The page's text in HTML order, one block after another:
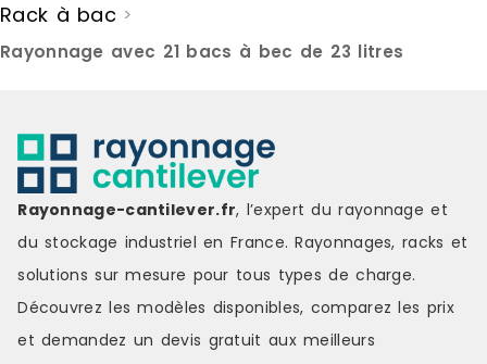
Rack à bac >
Rayonnage avec 21 bacs à bec de 23 litres
Rayonnage-cantilever.fr, l’expert du rayonnage et
du stockage industriel en France. Rayonnages, racks et
solutions sur mesure pour tous types de charge.
Découvrez les modèles disponibles, comparez les prix
et demandez un devis gratuit aux meilleurs